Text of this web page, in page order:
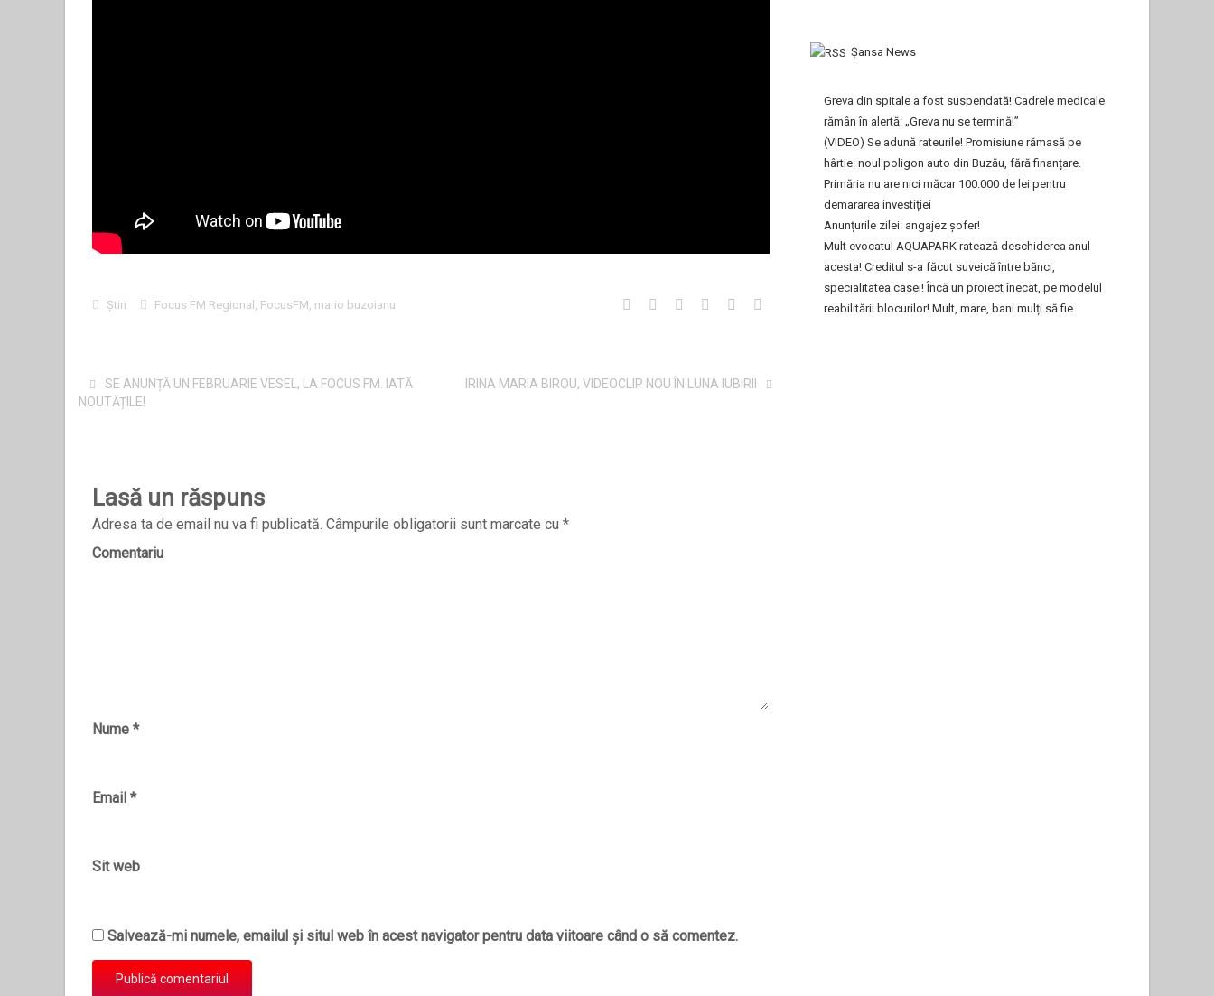
Știri Focus FM Regional , FocusFM, mario buzoianu
SE ANUNȚĂ UN FEBRUARIE VESEL, LA FOCUS FM. IATĂ
NOUTĂȚILE!
IRINA MARIA BIROU, VIDEOCLIP NOU ÎN LUNA IUBIRII
Lasă un răspuns
Adresa ta de email nu va fi publicată. Câmpurile obligatorii sunt marcate cu *
Comentariu
Nume *
Email *
Sit web
Salvează-mi numele, emailul și situl web în acest navigator pentru data viitoare când o să comentez.
Şansa News
Greva din spitale a fost suspendată! Cadrele medicale
rămân în alertă: „Greva nu se termină!”
(VIDEO) Se adună rateurile! Promisiune rămasă pe
hârtie: noul poligon auto din Buzău, fără finanțare.
Primăria nu are nici măcar 100.000 de lei pentru
demararea investiției
Anunțurile zilei: angajez șofer!
Mult evocatul AQUAPARK ratează deschiderea anul
acesta! Creditul s-a făcut suveică între bănci,
specialitatea casei! Încă un proiect înecat, pe modelul
reabilitării blocurilor! Mult, mare, bani mulți să fie